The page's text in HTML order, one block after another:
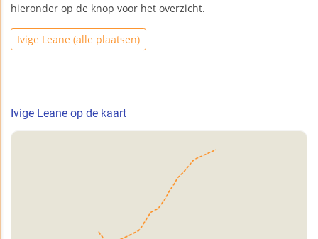
hieronder op de knop voor het overzicht.
Ivige Leane (alle plaatsen)
Ivige Leane op de kaart